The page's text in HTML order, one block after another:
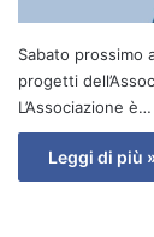
Sabato prossimo
progetti
L’Associazione è…
Leggi di più